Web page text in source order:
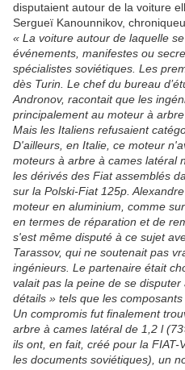
disputaient autour de la voiture
Sergueï Kanounnikov,
« La voiture autour de laquelle
événements, manifestes ou
spécialistes soviétiques. Les
dès Turin. Le chef du bureau
Andronov, racontait que les
principalement au moteur à
Mais les Italiens refusaient
D'ailleurs, en Italie, ce moteur
moteurs à arbre à cames latéral
les dérivés des Fiat assemblés
sur la Polski-Fiat 125p.
moteur en aluminium, comme
en termes de réparation et de
s'est même disputé à ce sujet
Tarassov, qui ne soutenait pas
ingénieurs. Le partenaire était
valait pas la peine de se
détails » tels que les composants
Un compromis fut finalement
arbre à cames latéral de 1,2 l
ils ont, en fait, créé pour la
les documents soviétiques), un